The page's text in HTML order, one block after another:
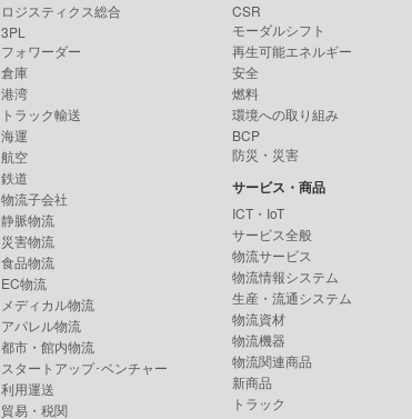
ロジスティクス総合
3PL
フォワーダー
倉庫
港湾
トラック輸送
海運
航空
鉄道
物流子会社
静脈物流
災害物流
食品物流
EC物流
メディカル物流
アパレル物流
都市・館内物流
スタートアップ･ベンチャー
利用運送
貿易・税関
CSR
モーダルシフト
再生可能エネルギー
安全
燃料
環境への取り組み
BCP
防災・災害
サービス・商品
ICT・IoT
サービス全般
物流サービス
物流情報システム
生産・流通システム
物流資材
物流機器
物流関連商品
新商品
トラック